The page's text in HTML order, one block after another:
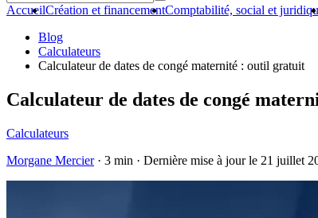
AccueilCréation et financementComptabilité, social et
Blog
Calculateurs
Calculateur de dates de congé maternité : outil gratuit
Calculateur de dates de congé
Calculateurs
Morgane Mercier· 3 min · Dernière mise à jour le 21 juillet